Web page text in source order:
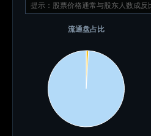
提示：股票价格通常与股东人数成
流通盘占比